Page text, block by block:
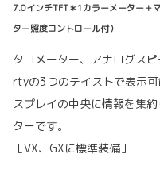
7.0インチTFT＊1カラーメーター＋
ター照度コントロール付）
タコメーター、アナログス
rtyの3つのテイストで表示
スプレイの中央に情報を集
ターです。
［VX、GXに標準装備］